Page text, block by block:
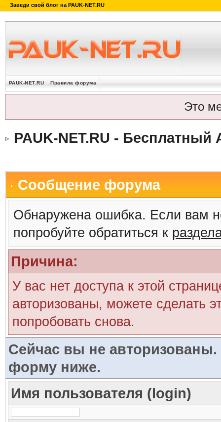
PAUK-NET.RU Правила форума
Это
PAUK-NET.RU -
Сообщение форума
Обнаружена ошибка. Если вам
попробуйте обратиться к
Причина:
У вас нет доступа к этой
авторизованы, можете сделать
попробовать снова.
Сейчас вы не авторизованы.
форму ниже.
Имя пользователя (login)